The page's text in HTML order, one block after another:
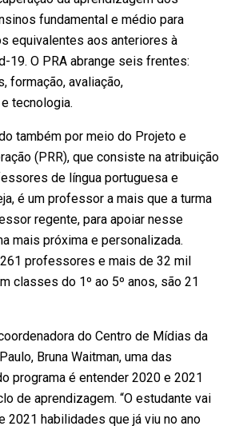
fundamental e médio para
equivalentes aos anteriores à
19. O PRA abrange seis frentes:
formação, avaliação,
tecnologia.
também por meio do Projeto e
(PRR), que consiste na atribuição
de língua portuguesa e
é um professor a mais que a turma
regente, para apoiar nesse
mais próxima e personalizada.
professores e mais de 32 mil
classes do 1º ao 5º anos, são 21
do Centro de Mídias da
Bruna Waitman, uma das
programa é entender 2020 e 2021
de aprendizagem. “O estudante vai
2021 habilidades que já viu no ano